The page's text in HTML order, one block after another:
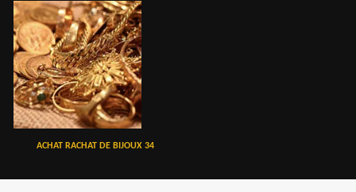
ACHAT RACHAT DE BIJOUX 34